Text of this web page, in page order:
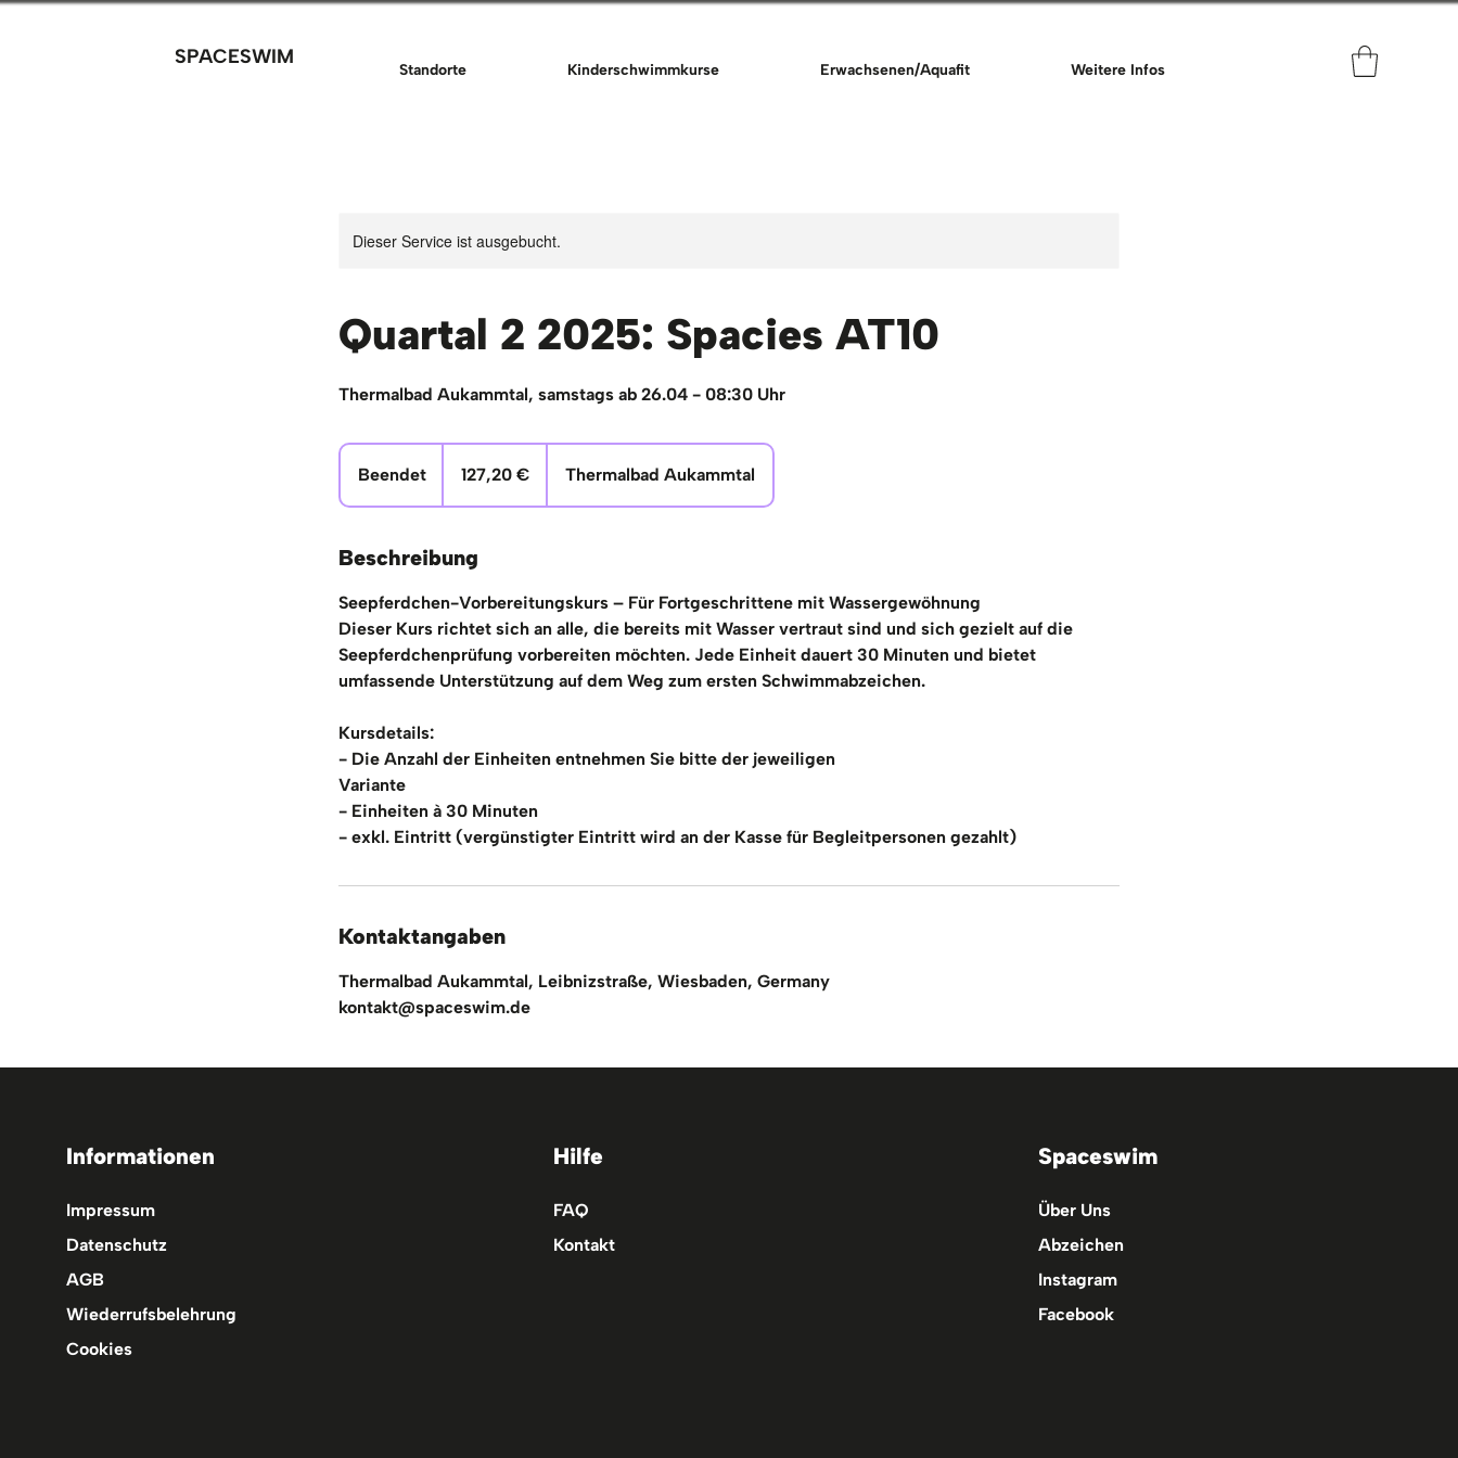
SPACESWIM
Standorte Kinderschwimmkurse Erwachsenen/Aquafit Weitere Infos
Dieser Service ist ausgebucht.
Quartal 2 2025: Spacies AT10
Thermalbad Aukammtal, samstags ab 26.04 - 08:30 Uhr
Beendet
e
n
e
t
127,20 € Thermalbad Aukammtal
Beschreibung
Seepferdchen-Vorbereitungskurs – Für Fortgeschrittene mit Wassergewöhnung
Dieser Kurs richtet sich an alle, die bereits mit Wasser vertraut sind und sich gezielt auf die
Seepferdchenprüfung vorbereiten möchten. Jede Einheit dauert 30 Minuten und bietet
umfassende Unterstützung auf dem Weg zum ersten Schwimmabzeichen.
Kursdetails:
- Die Anzahl der Einheiten entnehmen Sie bitte der jeweiligen
Variante
- Einheiten à 30 Minuten
- exkl. Eintritt (vergünstigter Eintritt wird an der Kasse für Begleitpersonen gezahlt)
Kontaktangaben
Thermalbad Aukammtal, Leibnizstraße, Wiesbaden, Germany
kontakt@spaceswim.de
Informationen
Impressum
Datenschutz
AGB
Wiederrufsbelehrung
Cookies
Hilfe
FAQ
Kontakt
Spaceswim
Über Uns
Abzeichen
Instagram
Facebook